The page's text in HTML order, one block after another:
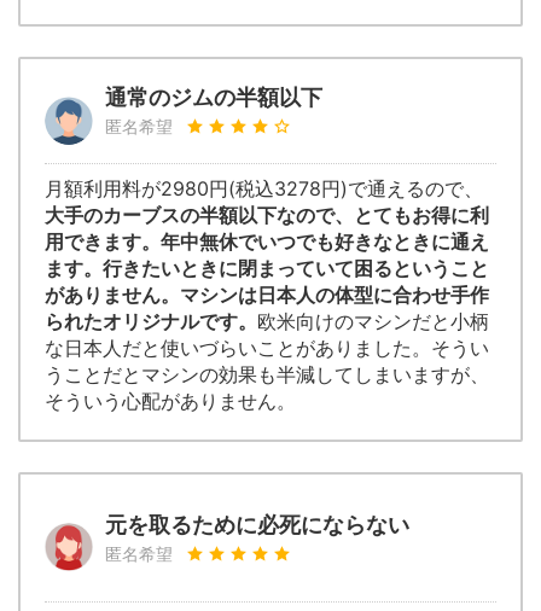
通常のジムの半額以下
匿名希望
月額利用料が2980円(税込3278円)で通えるので、
大手のカーブスの半額以下なので、とてもお得に利
用できます。年中無休でいつでも好きなときに通え
ます。行きたいときに閉まっていて困るということ
がありません。マシンは日本人の体型に合わせ手作
られたオリジナルです。 欧米向けのマシンだと小柄
な日本人だと使いづらいことがありました。そうい
うことだとマシンの効果も半減してしまいますが、
そういう心配がありません。
元を取るために必死にならない
匿名希望